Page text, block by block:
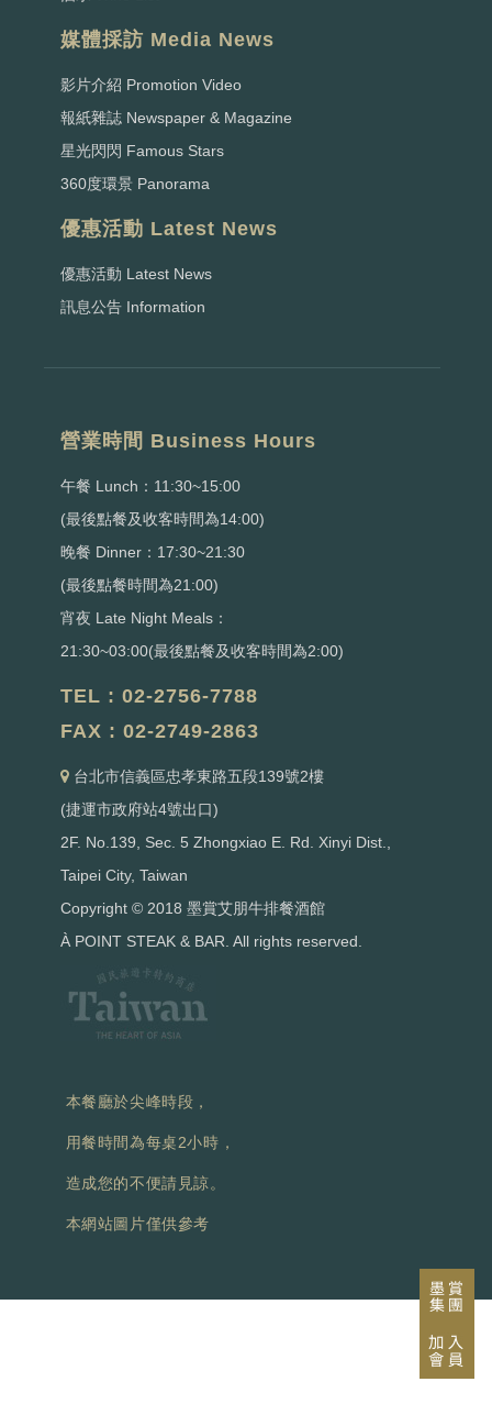
媒體採訪 Media News
影片介紹 Promotion Video
報紙雜誌 Newspaper & Magazine
星光閃閃 Famous Stars
360度環景 Panorama
優惠活動 Latest News
優惠活動 Latest News
訊息公告 Information
營業時間 Business Hours
午餐 Lunch：11:30~15:00
(最後點餐及收客時間為14:00)
晚餐 Dinner：17:30~21:30
(最後點餐時間為21:00)
宵夜 Late Night Meals：
21:30~03:00(最後點餐及收客時間為2:00)
TEL : 02-2756-7788
FAX : 02-2749-2863
台北市信義區忠孝東路五段139號2樓
(捷運市政府站4號出口)
2F. No.139, Sec. 5 Zhongxiao E. Rd. Xinyi Dist.,
Taipei City, Taiwan
Copyright © 2018 墨賞艾朋牛排餐酒館
À POINT STEAK & BAR. All rights reserved.
本餐廳於尖峰時段，
用餐時間為每桌2小時，
造成您的不便請見諒。
本網站圖片僅供參考